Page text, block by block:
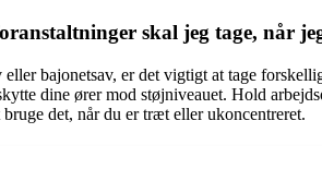
skal jeg tage, når
bajonetsav, er det vigtigt at tage
dine ører mod støjniveauet. Hold
det, når du er træt eller ukoncentreret.